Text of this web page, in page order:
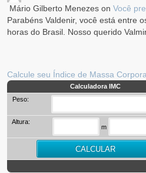
Mário Gilberto Menezes onVocê
Parabéns Valdenir, você está entre
horas do Brasil. Nosso querido
Calcule seu Índice de Massa
Calculadora IMC
Peso:
Altura:
m